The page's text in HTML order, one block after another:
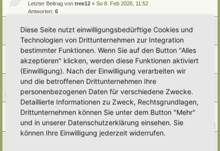
Letzter Beitrag von tree12 « So 8. Feb 2026, 11:52
Antworten: 6
Letzter Beitrag von Ann1981«Di 3. Feb 2026, 17:27
Antworten:1
Spechtschutz für Nistkästen
Letzter Beitrag vonAlma «Sa 31. Jan 2026, 17:43
Antworten: 3
Vogelstimmen lernen
Letzter Beitrag von Tidofelder « Mo 26. Jan 2026, 17:59
NABU - Stunde der Wintervögel
Antworten:11
Warum picken und wühlen Vögel im Rasen/ in der Wiese?
Diese Seite nutzt einwilligungsbedürftige Cookies und
Technologien von Drittunternehmen zur Integration
bestimmter Funktionen. Wenn Sie auf den Button "Alles
akzeptieren" klicken, werden diese Funktionen aktiviert
(Einwilligung). Nach der Einwilligung verarbeiten wir
und die betroffenen Drittunternehmen Ihre
personenbezogenen Daten für verschiedene Zwecke.
Detaillierte Informationen zu Zweck, Rechtsgrundlagen,
Drittunternehmen können Sie unter dem Button "Mehr"
und in unserer Datenschutzerklärung einsehen. Sie
können Ihre Einwilligung jederzeit widerrufen.